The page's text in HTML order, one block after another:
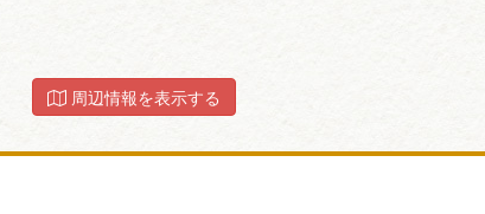
周辺情報を表示する